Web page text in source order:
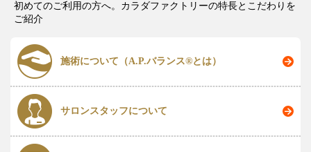
初めてのご利用の方へ。カラダファクトリーの特長とこだわりを
ご紹介
施術について（A.P.バランス®とは）
サロンスタッフについて